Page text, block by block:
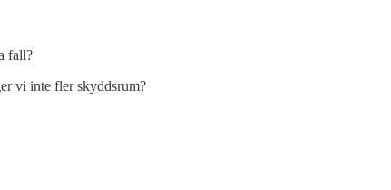
fall?
vi inte fler skyddsrum?